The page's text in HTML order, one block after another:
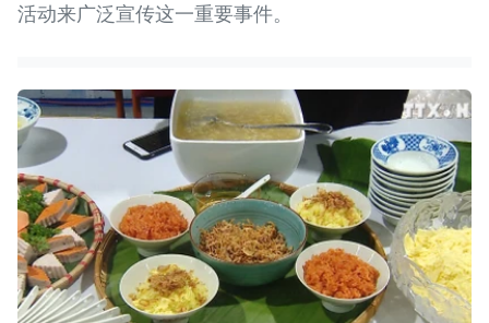
活动来广泛宣传这一重要事件。